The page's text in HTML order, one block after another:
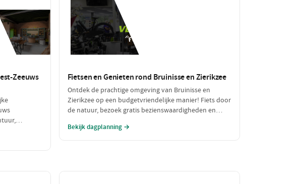
Zeeuws
Fietsen en Genieten rond Bruinisse en Zierikzee
Ontdek de prachtige omgeving van Bruinisse en
Zierikzee op een budgetvriendelijke manier! Fiets door
de natuur, bezoek gratis bezienswaardigheden en
avontuur zonder de portemonnee te zwaar te
Bekijk dagplanning →